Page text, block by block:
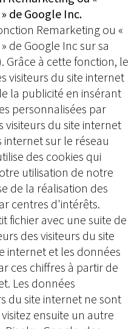
de Google Inc.
Remarketing ou «
de Google Inc sur sa
Grâce à cette fonction, le
visiteurs du site internet
la publicité en insérant
personnalisées par
du site internet
internet sur le réseau
des cookies qui
utilisation de notre
de la réalisation des
centres d'intérêts.
fichier avec une suite de
des visiteurs du site
internet et les données
ces chiffres à partir de
Les données
du site internet ne sont
ensuite un autre